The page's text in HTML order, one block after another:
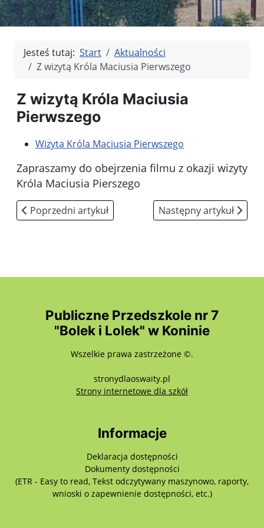
Jesteś tutaj: Start
Aktualności
Z wizytą Króla Maciusia Pierwszego
Z wizytą Króla Maciusia
Pierwszego
Wizyta Króla Maciusia Pierwszego
Zapraszamy do obejrzenia filmu z okazji wizyty
Króla Maciusia Pierszego
Poprzedni artykuł: Olimpiada sportowa z Bolkiem i
Poprzedni artykuł Następny artykuł:
Następny artykuł
Publiczne Przedszkole nr 7
"Bolek i Lolek" w Koninie
Wszelkie prawa zastrzeżone ©.
stronydlaoswaity.pl
Strony internetowe dla szkółotwiera się w
Informacje
Deklaracja dostępności
Dokumenty dostępności
(ETR - Easy to read, Tekst odczytywany maszynowo, raporty,
wnioski o zapewnienie dostępności, etc.)